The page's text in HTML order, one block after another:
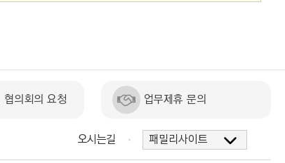
협의회의 요청 업무제휴 문의
오시는길